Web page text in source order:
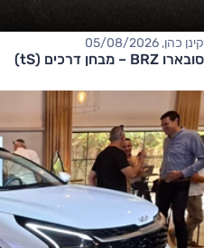
קינן כהן, 05/08/2026
סובארו BRZ – מבחן דרכים (tS)